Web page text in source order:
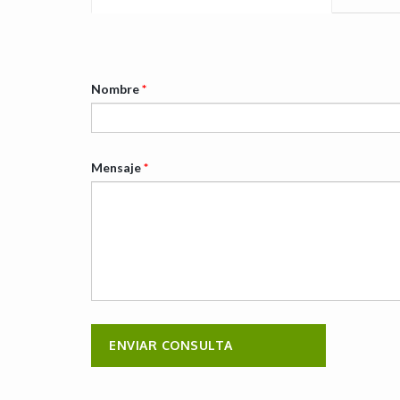
Nombre*
Mensaje*